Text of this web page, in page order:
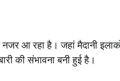
आ रहा है। जहां मैदानी
की संभावना बनी हुई है।